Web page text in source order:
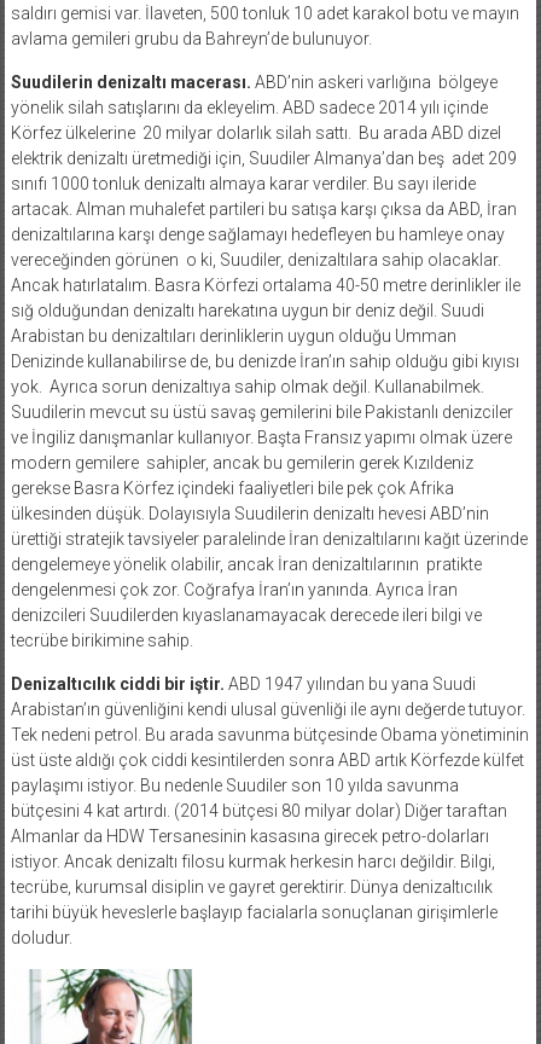
saldırı gemisi var. İlaveten, 500 tonluk 10 adet karakol botu ve mayın
avlama gemileri grubu da Bahreyn’de bulunuyor.
Suudilerin denizaltı macerası. ABD’nin askeri varlığına bölgeye
yönelik silah satışlarını da ekleyelim. ABD sadece 2014 yılı içinde
Körfez ülkelerine 20 milyar dolarlık silah sattı.
Bu arada ABD dizel
elektrik denizaltı üretmediği için, Suudiler Almanya’dan beş adet 209
sınıfı 1000 tonluk denizaltı almaya karar verdiler. Bu sayı ileride
artacak. Alman muhalefet partileri bu satışa karşı çıksa da ABD, İran
denizaltılarına karşı denge sağlamayı hedefleyen bu hamleye onay
vereceğinden görünen o ki, Suudiler, denizaltılara sahip olacaklar.
Ancak hatırlatalım. Basra Körfezi ortalama 40-50 metre derinlikler ile
sığ olduğundan denizaltı harekatına uygun bir deniz değil. Suudi
Arabistan bu denizaltıları derinliklerin uygun olduğu Umman
Denizinde kullanabilirse de, bu denizde İran’ın sahip olduğu gibi kıyısı
yok. Ayrıca sorun denizaltıya sahip olmak değil. Kullanabilmek.
Suudilerin mevcut su üstü savaş gemilerini bile Pakistanlı denizciler
ve İngiliz danışmanlar kullanıyor. Başta Fransız yapımı olmak üzere
modern gemilere sahipler, ancak bu gemilerin gerek Kızıldeniz
gerekse Basra Körfez içindeki faaliyetleri bile pek çok Afrika
ülkesinden düşük. Dolayısıyla Suudilerin denizaltı hevesi ABD’nin
ürettiği stratejik tavsiyeler paralelinde İran denizaltılarını kağıt üzerinde
dengelemeye yönelik olabilir, ancak İran denizaltılarının pratikte
dengelenmesi çok zor. Coğrafya İran’ın yanında. Ayrıca İran
denizcileri Suudilerden kıyaslanamayacak derecede ileri bilgi ve
tecrübe birikimine sahip.
Denizaltıcılık ciddi bir iştir. ABD 1947 yılından bu yana Suudi
Arabistan’ın güvenliğini kendi ulusal güvenliği ile aynı değerde tutuyor.
Tek nedeni petrol. Bu arada savunma bütçesinde Obama yönetiminin
üst üste aldığı çok ciddi kesintilerden sonra ABD artık Körfezde külfet
paylaşımı istiyor. Bu nedenle Suudiler son 10 yılda savunma
bütçesini 4 kat artırdı. (2014 bütçesi 80 milyar dolar) Diğer taraftan
Almanlar da HDW Tersanesinin kasasına girecek petro-dolarları
istiyor. Ancak denizaltı filosu kurmak herkesin harcı değildir. Bilgi,
tecrübe, kurumsal disiplin ve gayret gerektirir. Dünya denizaltıcılık
tarihi büyük heveslerle başlayıp facialarla sonuçlanan girişimlerle
doludur.